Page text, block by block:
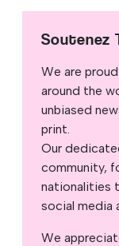
Soutenez
We are
around the
unbiased
print.
Our
community,
nationalities
social media
We